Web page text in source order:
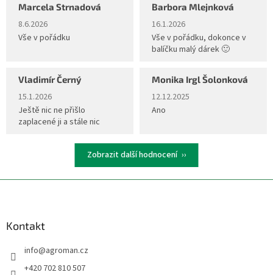
Marcela Strnadová
Hodnocení obchodu je 5 z 5 hvězdiček.
8.6.2026
Vše v pořádku
Barbora Mlejnková
Hodnocení obchodu je 5 z 5
16.1.2026
Vše v pořádku, dokonce v
balíčku malý dárek 🙂
Vladimír Černý
Hodnocení obchodu je 5 z 5 hvězdiček.
15.1.2026
Ještě nic ne přišlo
zaplacené ji a stále nic
Monika Irgl Šolonková
Hodnocení obchodu je 5 z 5
12.12.2025
Ano
Zobrazit další hodnocení
Kontakt
info@agroman.cz
+420 702 810 507